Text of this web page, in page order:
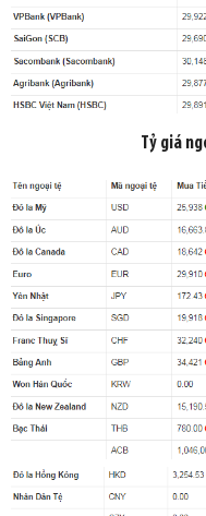
Tỷ giá
ĐVT: